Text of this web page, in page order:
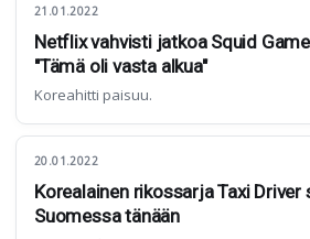
21.01.2022
Netflix vahvisti jatkoa Squid
"Tämä oli vasta alkua"
Koreahitti paisuu.
20.01.2022
Korealainen rikossarja Taxi Driver
Suomessa tänään